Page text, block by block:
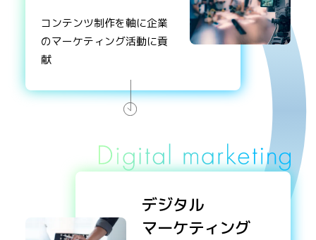
コンテンツ制作を軸に企業
のマーケティング活動に貢
献
デジタル
マーケティング